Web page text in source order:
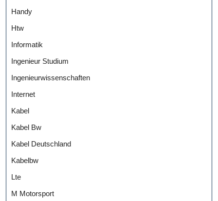
Handy
Htw
Informatik
Ingenieur Studium
Ingenieurwissenschaften
Internet
Kabel
Kabel Bw
Kabel Deutschland
Kabelbw
Lte
M Motorsport